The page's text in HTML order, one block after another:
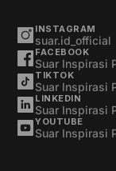
INSTAGRAM
suar.id_official
FACEBOOK
Suar Inspirasi
TIKTOK
Suar Inspirasi
LINKEDIN
Suar Inspirasi
YOUTUBE
Suar Inspirasi